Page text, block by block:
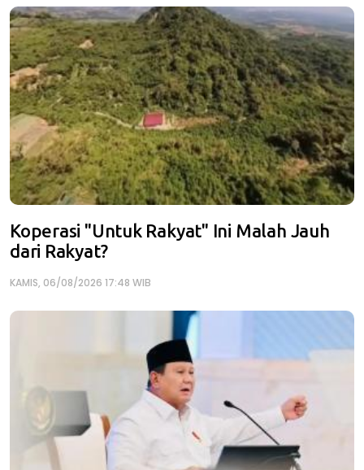
Koperasi "Untuk Rakyat" Ini Malah Jauh
dari Rakyat?
KAMIS, 06/08/2026 17:48 WIB